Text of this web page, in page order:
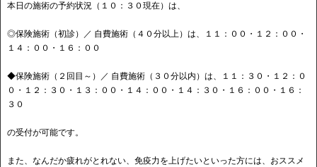
本日の施術の予約状況（１０：３０現在）は、
◎保険施術（初診）／ 自費施術（４０分以上）は、１１：００・１２：００・
１４：００・１６：００
◆保険施術（２回目～）／ 自費施術（３０分以内）は、１１：３０・１２：０
０・１２：３０・１３：００・１４：００・１４：３０・１６：００・１６：
３０
の受付が可能です。
また、なんだか疲れがとれない、免疫力を上げたいといった方には、おススメ